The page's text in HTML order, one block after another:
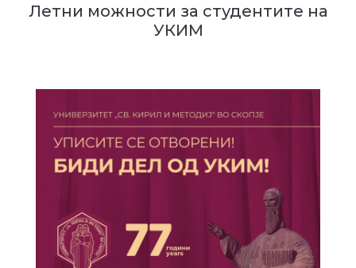
Летни можности за студентите на
УКИМ